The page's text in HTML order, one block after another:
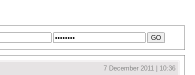
7 December 2011 | 10:36